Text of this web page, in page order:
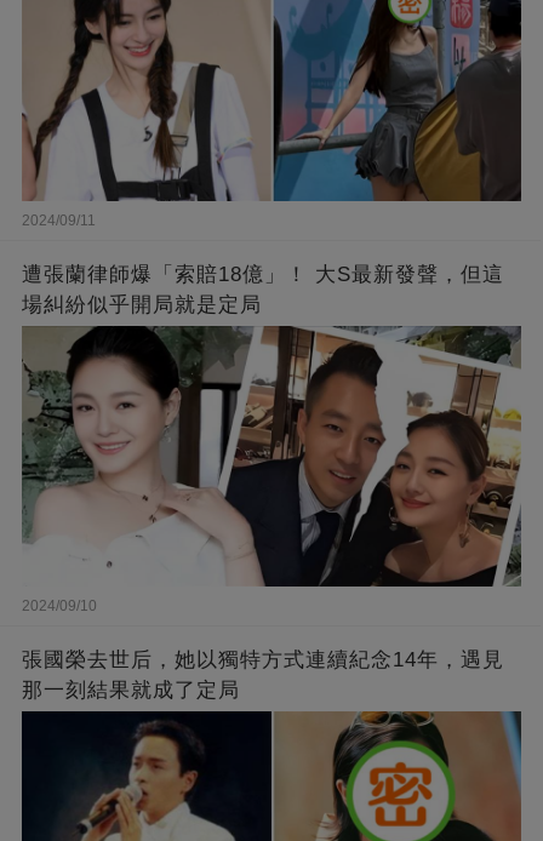
2024/09/11
遭張蘭律師爆「索賠18億」！ 大S最新發聲，但這
場糾紛似乎開局就是定局
2024/09/10
張國榮去世后，她以獨特方式連續紀念14年，遇見
那一刻結果就成了定局